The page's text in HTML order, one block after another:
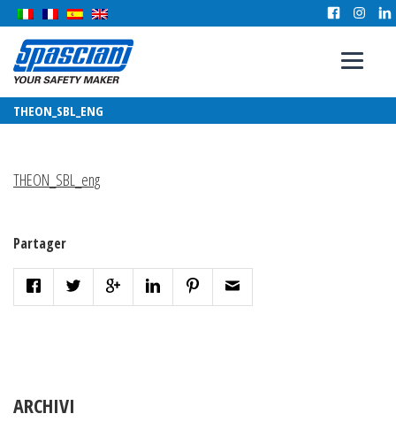
THEON_SBL_ENG
THEON_SBL_eng
Partager
ARCHIVI